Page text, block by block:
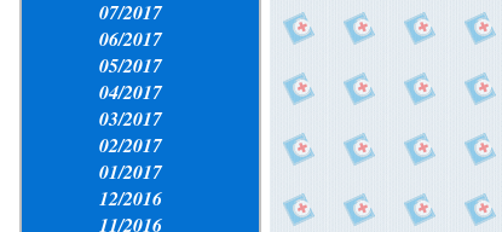
07/2017
06/2017
05/2017
04/2017
03/2017
02/2017
01/2017
12/2016
11/2016